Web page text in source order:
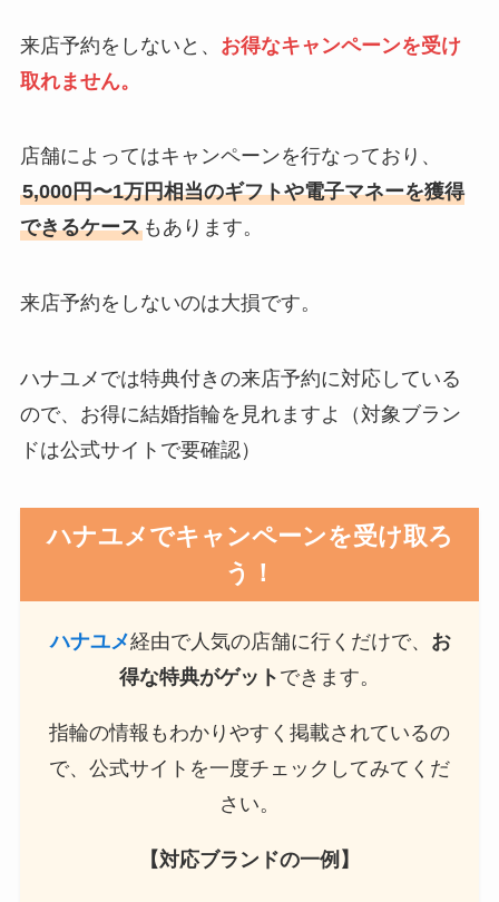
来店予約をしないと、 お得なキャンペーンを受け
取れません。
店舗によってはキャンペーンを行なっており、
5,000円〜1万円相当のギフトや電子マネーを獲得
できるケースもあります。
来店予約をしないのは大損です。
ハナユメでは特典付きの来店予約に対応している
ので、お得に結婚指輪を見れますよ（対象ブラン
ドは公式サイトで要確認）
ハナユメでキャンペーンを受け取ろ
う！
ハナユメ経由で人気の店舗に行くだけで、 お
得な特典がゲット できます。
指輪の情報もわかりやすく掲載されているの
で、公式サイトを一度チェックしてみてくだ
さい。
【対応ブランドの一例】